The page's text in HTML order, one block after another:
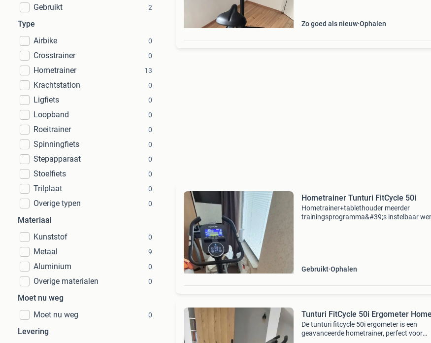
Gebruikt 2
Type
Airbike
0
Crosstrainer 0
Hometrainer 13
Krachtstation 0
Ligfiets 0
Loopband 0
Roeitrainer 0
Spinningfiets 0
Stepapparaat 0
Stoelfiets 0
Trilplaat 0
Overige typen 0
Materiaal
Kunststof
0
Metaal 9
Aluminium 0
Overige materialen 0
Moet nu weg
Moet nu weg
0
Levering
Zo goed als nieuw Ophalen
Hometrainer Tunturi FitCycle 50i
Hometrainer+tablethouder meerder
trainingsprogramma&#39;s instelbaar
Gebruikt Ophalen
Tunturi FitCycle 50i Ergometer
De tunturi fitcycle 50i ergometer is een
geavanceerde hometrainer, perfect voor